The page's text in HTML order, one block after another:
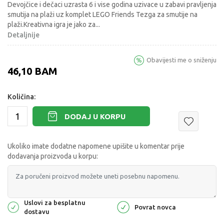
Devojčice i dečaci uzrasta 6 i vise godina uzivace u zabavi pravljenja
smutija na plaži uz komplet LEGO Friends Tezga za smutije na
plaži.Kreativna igra je jako za...
Detaljnije
46,10 BAM
Obavijesti me o sniženju
Količina:
DODAJ U KORPU
Ukoliko imate dodatne napomene upišite u komentar prije
dodavanja proizvoda u korpu:
Uslovi za besplatnu
dostavu
Povrat novca